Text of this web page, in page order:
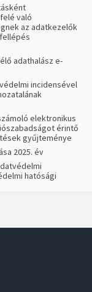
való
az adatkezelők
adathalász e-
incidensével
elektronikus
érintő
gyűjteménye
2025. év
hatósági